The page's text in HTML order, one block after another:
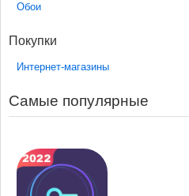
Обои
Покупки
Интернет-магазины
Самые популярные